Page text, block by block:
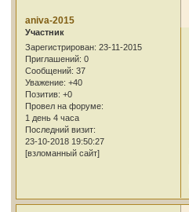
aniva-2015
Участник
Зарегистрирован: 23-11-2015
Приглашений: 0
Сообщений: 37
Уважение: +40
Позитив: +0
Провел на форуме:
1 день 4 часа
Последний визит:
23-10-2018 19:50:27
[взломанный сайт]